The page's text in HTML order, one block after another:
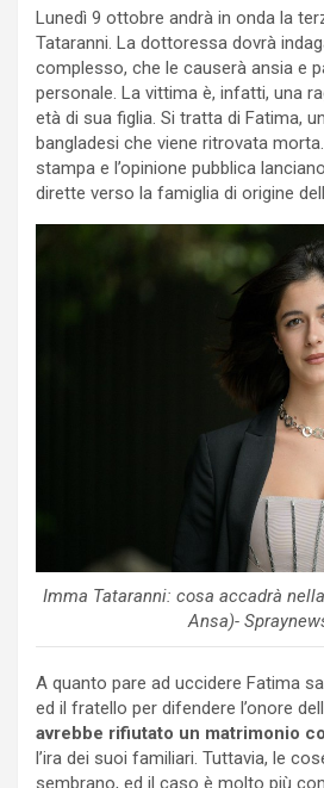
Lunedì 9 ottobre andrà in onda la
Tataranni. La dottoressa dovrà
complesso, che le causerà ansia e
personale. La vittima è, infatti, una
età di sua figlia. Si tratta di Fatima,
bangladesi che viene ritrovata
stampa e l’opinione pubblica
dirette verso la famiglia di origine
Imma Tataranni: cosa accadrà
Ansa)-
A quanto pare ad uccidere Fatima
ed il fratello per difendere l’onore
avrebbe rifiutato un matrimonio
l’ira dei suoi familiari. Tuttavia, le
sembrano, ed il caso è molto più